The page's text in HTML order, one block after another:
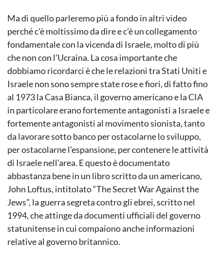
Ma di quello parleremo più a fondo in altri video
perché c’è moltissimo da dire e c’è un collegamento
fondamentale con la vicenda di Israele, molto di più
che non con l’Ucraina. La cosa importante che
dobbiamo ricordarci è che le relazioni tra Stati Uniti e
Israele non sono sempre state rose e fiori, di fatto fino
al 1973 la Casa Bianca, il governo americano e la CIA
in particolare erano fortemente antagonisti a Israele e
fortemente antagonisti al movimento sionista, tanto
da lavorare sotto banco per ostacolarne lo sviluppo,
per ostacolarne l’espansione, per contenere le attività
di Israele nell’area. E questo è documentato
abbastanza bene in un libro scritto da un americano,
John Loftus, intitolato “The Secret War Against the
Jews”, la guerra segreta contro gli ebrei, scritto nel
1994, che attinge da documenti ufficiali del governo
statunitense in cui compaiono anche informazioni
relative al governo britannico.